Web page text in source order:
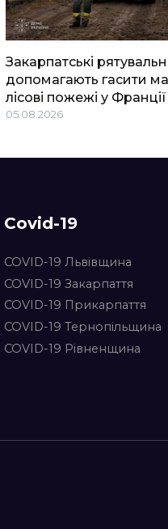
Закарпатські
допомагають гасити
лісові пожежі у Франції
05.08.2026
Covid-19
COVID-19 Львівщина
COVID-19 Закарпаття
COVID-19 Прикарпаття
COVID-19 Тернопільщина
COVID-19 Рівненщина